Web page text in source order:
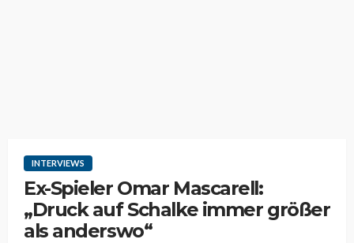
INTERVIEWS
Ex-Spieler Omar Mascarell:
„Druck auf Schalke immer größer
als anderswo“